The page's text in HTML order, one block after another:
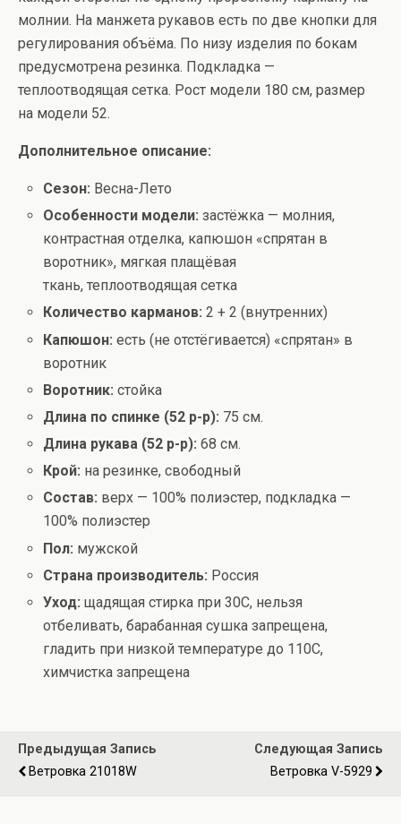
молнии. На манжета рукавов есть по две кнопки для
регулирования объёма. По низу изделия по бокам
предусмотрена резинка. Подкладка —
теплоотводящая сетка. Рост модели 180 см, размер
на модели 52.
Дополнительное описание:
Сезон: Весна-Лето
Особенности модели: застёжка — молния,
контрастная отделка, капюшон «спрятан в
воротник», мягкая плащёвая
ткань, теплоотводящая сетка
Количество карманов: 2 + 2 (внутренних)
Капюшон:есть (не отстёгивается) «спрятан» в
воротник
Воротник:стойка
Длина по спинке (52 р-р): 75 см.
Длина рукава (52 р-р):68 см.
Крой: на резинке, свободный
Состав: верх — 100% полиэстер, подкладка —
100% полиэстер
Пол: мужской
Страна производитель: Россия
Уход:щадящая стирка при 30С, нельзя
отбеливать, барабанная сушка запрещена,
гладить при низкой температуре до 110С,
химчистка запрещена
Предыдущая Запись
Ветровка 21018W
Следующая Запись
Ветровка V-5929